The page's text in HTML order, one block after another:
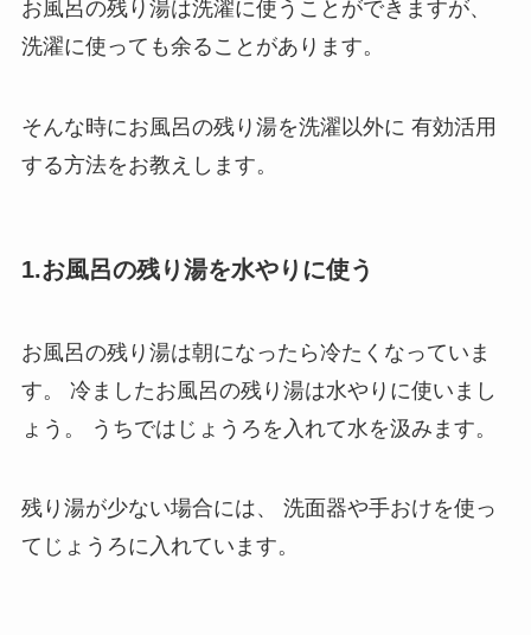
お風呂の残り湯は洗濯に使うことができますが、
洗濯に使っても余ることがあります。
そんな時にお風呂の残り湯を洗濯以外に 有効活用
する方法をお教えします。
1.お風呂の残り湯を水やりに使う
お風呂の残り湯は朝になったら冷たくなっていま
す。
冷ましたお風呂の残り湯は水やりに使いまし
ょう。
うちではじょうろを入れて水を汲みます。
残り湯が少ない場合には、
洗面器や手おけを使っ
てじょうろに入れています。